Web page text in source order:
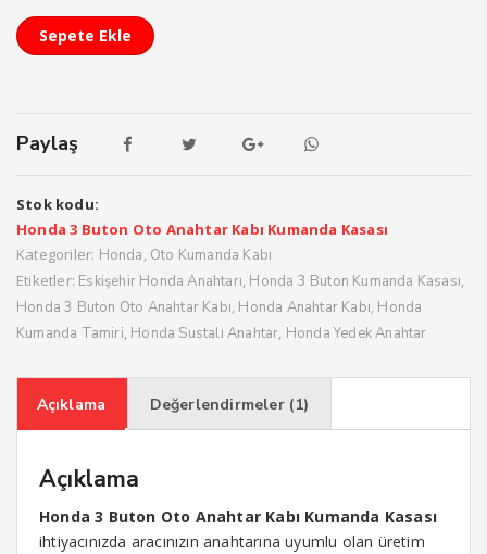
Sepete Ekle
Paylaş
Stok kodu:
Honda 3 Buton Oto Anahtar Kabı Kumanda Kasası
Kategoriler: Honda, Oto Kumanda Kabı
Etiketler: Eskişehir Honda Anahtarı, Honda 3 Buton Kumanda Kasası,
Honda 3 Buton Oto Anahtar Kabı, Honda Anahtar Kabı, Honda
Kumanda Tamiri, Honda Sustalı Anahtar, Honda Yedek Anahtar
Açıklama Değerlendirmeler (1)
Açıklama
Honda 3 Buton Oto Anahtar Kabı Kumanda Kasası
ihtiyacınızda aracınızın anahtarına uyumlu olan üretim